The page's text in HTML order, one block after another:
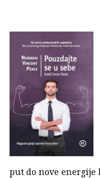
put do nove energije